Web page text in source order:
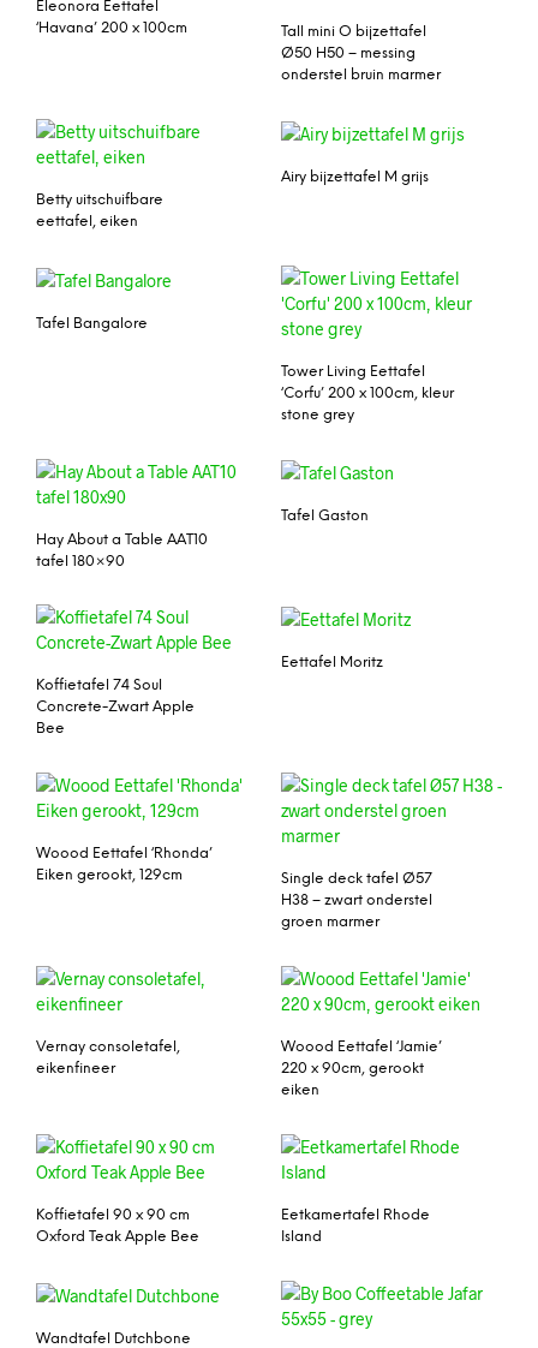
Eleonora Eettafel
‘Havana’ 200 x 100cm
Tall mini O bijzettafel
Ø50 H50 – messing
onderstel bruin marmer
Betty uitschuifbare
eettafel, eiken
Airy bijzettafel M grijs
Tafel Bangalore
Tower Living Eettafel
‘Corfu’ 200 x 100cm, kleur
stone grey
Hay About a Table AAT10
tafel 180×90
Tafel Gaston
Koffietafel 74 Soul
Concrete-Zwart Apple
Bee
Eettafel Moritz
Woood Eettafel ‘Rhonda’
Eiken gerookt, 129cm
Single deck tafel Ø57
H38 – zwart onderstel
groen marmer
Vernay consoletafel,
eikenfineer
Woood Eettafel ‘Jamie’
220 x 90cm, gerookt
eiken
Koffietafel 90 x 90 cm
Oxford Teak Apple Bee
Eetkamertafel Rhode
Island
Wandtafel Dutchbone